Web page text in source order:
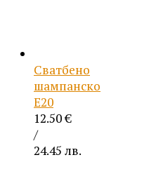
Сватбено
шампанско
Е20
12.50€
/
24.45 лв.